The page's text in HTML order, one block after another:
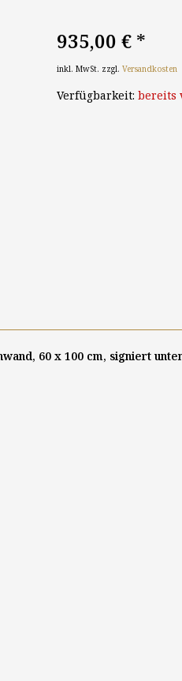
935,00 € *
inkl. MwSt. zzgl. Versandkosten
Verfügbarkeit: bereits
60 x 100 cm, signiert